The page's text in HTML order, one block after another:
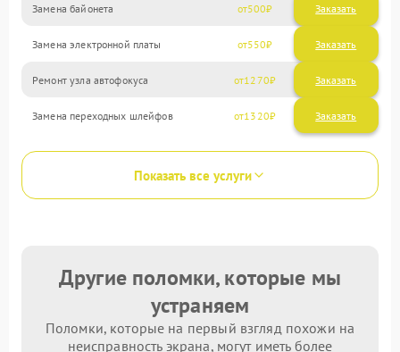
Замена байонета 500
Замена электронной платы 550
Ремонт узла автофокуса 1270
Замена переходных шлейфов 1320
Показать все услуги
Другие поломки, которые мы
устраняем
Поломки, которые на первый взгляд похожи на
неисправность экрана, могут иметь более